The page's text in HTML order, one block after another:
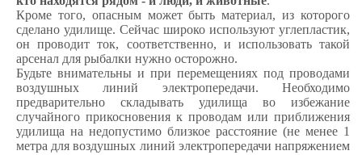
Кроме того, опасным может быть материал, из которого
сделано удилище. Сейчас широко используют углепластик,
он проводит ток, соответственно, и использовать такой
арсенал для рыбалки нужно осторожно.
Будьте внимательны и при перемещениях под проводами
воздушных линий электропередачи. Необходимо
предварительно складывать удилища во избежание
случайного прикосновения к проводам или приближения
удилища на недопустимо близкое расстояние (не менее 1
метра для воздушных линий электропередачи напряжением